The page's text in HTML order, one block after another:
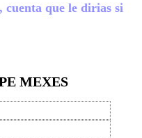
cuenta que le dirias si
MEXES